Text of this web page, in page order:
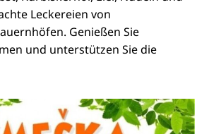
Leckereien von
Genießen Sie
und unterstützen Sie die